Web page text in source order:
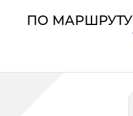
ПО МАРШРУТУ